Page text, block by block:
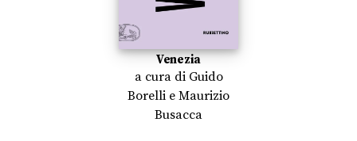
Venezia
a cura di Guido
Borelli e Maurizio
Busacca